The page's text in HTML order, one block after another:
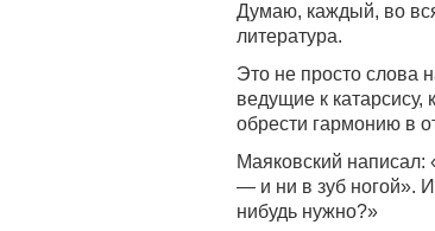
Думаю, каждый, во
литература.
Это не просто слова
ведущие к
обрести гармонию в
Маяковский
— и ни в зуб ногой».
нибудь нужно?»